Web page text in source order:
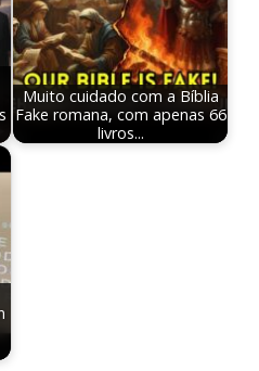
Muito cuidado com a Bíblia
Fake romana, com apenas 66
livros...